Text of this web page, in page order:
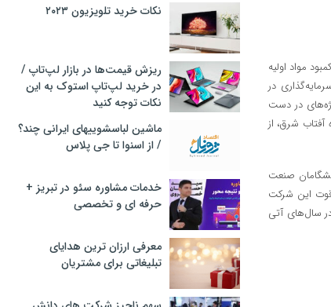
مواد اولیه
در
در دست
آفتاب شرق، از
صنعت
قوت این شرکت
در سال‌های آتی
نکات خرید تلویزیون ۲۰۲۳
ریزش قیمت‌ها در بازار لپ‌تاپ /
در خرید لپ‌تاپ استوک به این
نکات توجه کنید
ماشین لباسشویی‎های ایرانی چند؟
/ از اسنوا تا جی پلاس
خدمات مشاوره سئو در تبریز +
حرفه ای و تخصصی
معرفی ارزان ترین هدایای
تبلیغاتی برای مشتریان